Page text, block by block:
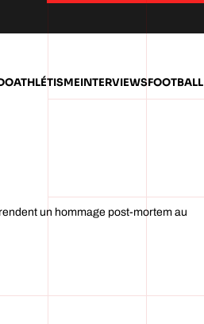
ATHLÉTISMEINTERVIEWSFOOTBALL
un hommage post-mortem au